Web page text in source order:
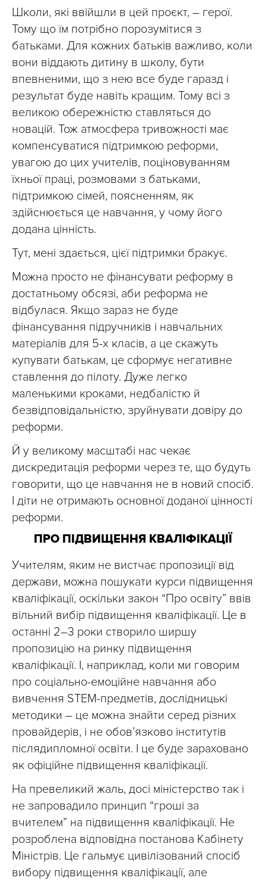
Школи, які ввійшли в цей проєкт, – герої.
Тому що їм потрібно порозумітися з
батьками. Для кожних батьків важливо, коли
вони віддають дитину в школу, бути
впевненими, що з нею все буде гаразд і
результат буде навіть кращим. Тому всі з
великою обережністю ставляться до
новацій. Тож атмосфера тривожності має
компенсуватися підтримкою реформи,
увагою до цих учителів, поціновуванням
їхньої праці, розмовами з батьками,
підтримкою сімей, поясненням, як
здійснюється це навчання, у чому його
додана цінність.
Тут, мені здається, цієї підтримки бракує.
Можна просто не фінансувати реформу в
достатньому обсязі, аби реформа не
відбулася. Якщо зараз не буде
фінансування підручників і навчальних
матеріалів для 5-х класів, а це скажуть
купувати батькам, це сформує негативне
ставлення до пілоту. Дуже легко
маленькими кроками, недбалістю й
безвідповідальністю, зруйнувати довіру до
реформи.
Й у великому масштабі нас чекає
дискредитація реформи через те, що будуть
говорити, що це навчання не в новий спосіб.
І діти не отримають основної доданої цінності
реформи.
ПРО ПІДВИЩЕННЯ КВАЛІФІКАЦІЇ
Учителям, яким не вистчає пропозиції від
держави, можна пошукати курси підвищення
кваліфікації, оскільки закон “Про освіту” ввів
вільний вибір підвищення кваліфікації. Це в
останні 2–3 роки створило ширшу
пропозицію на ринку підвищення
кваліфікації. І, наприклад, коли ми говорим
про соціально-емоційне навчання або
вивчення STEM-предметів, дослідницькі
методики – це можна знайти серед різних
провайдерів, і не обов’язково інститутів
післядипломної освіти. І це буде зараховано
як офіційне підвищення кваліфікації.
На превеликий жаль, досі міністерство так і
не запровадило принцип “гроші за
вчителем” на підвищення кваліфікації. Не
розроблена відповідна постанова Кабінету
Міністрів. Це гальмує цивілізований спосіб
вибору підвищення кваліфікації, але